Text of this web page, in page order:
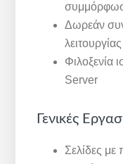
Δωρεάν
Φιλοξενία
Server
Γενικές
Σελίδες με